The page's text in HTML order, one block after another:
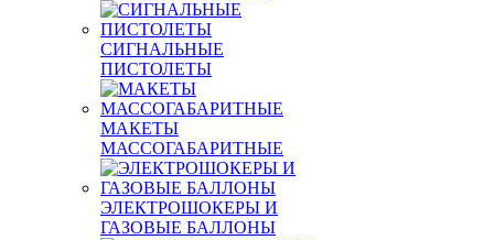
СИГНАЛЬНЫЕ
ПИСТОЛЕТЫ
МАКЕТЫ
МАССОГАБАРИТНЫЕ
ЭЛЕКТРОШОКЕРЫ И
ГАЗОВЫЕ БАЛЛОНЫ